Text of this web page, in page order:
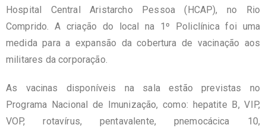
Hospital Central Aristarcho Pessoa (HCAP), no Rio
Comprido. A criação do local na 1º Policlínica foi uma
medida para a expansão da cobertura de vacinação aos
militares da corporação.
As vacinas disponíveis na sala estão previstas no
Programa Nacional de Imunização, como: hepatite B, VIP,
VOP, rotavírus, pentavalente, pnemocácica 10,